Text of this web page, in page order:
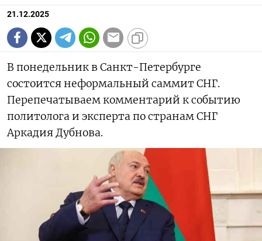
21.12.2025
В понедельник в Санкт-Петербурге
состоится неформальный саммит СНГ.
Перепечатываем комментарий к событию
политолога и эксперта по странам СНГ
Аркадия Дубнова.